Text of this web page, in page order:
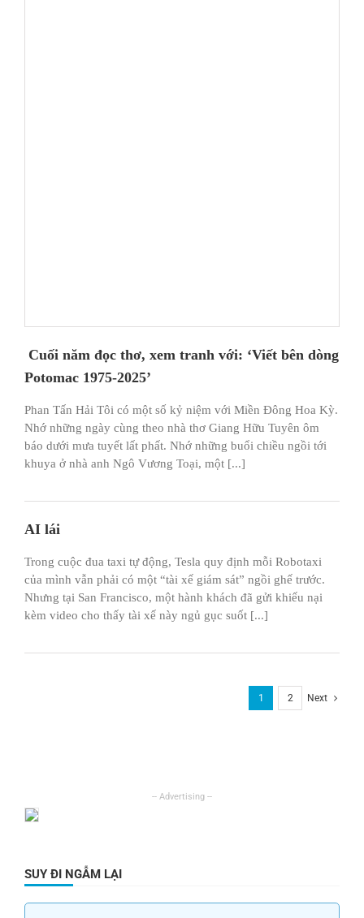
Cuối năm đọc thơ, xem tranh với: ‘Viết bên dòng
Potomac 1975-2025’
Phan Tấn Hải Tôi có một số kỷ niệm với Miền Đông Hoa Kỳ.
Nhớ những ngày cùng theo nhà thơ Giang Hữu Tuyên ôm
báo dưới mưa tuyết lất phất. Nhớ những buổi chiều ngồi tới
khuya ở nhà anh Ngô Vương Toại, một [...]
AI lái
Trong cuộc đua taxi tự động, Tesla quy định mỗi Robotaxi
của mình vẫn phải có một “tài xế giám sát” ngồi ghế trước.
Nhưng tại San Francisco, một hành khách đã gửi khiếu nại
kèm video cho thấy tài xế này ngủ gục suốt [...]
1 2 Next
SUY ĐI NGẪM LẠI